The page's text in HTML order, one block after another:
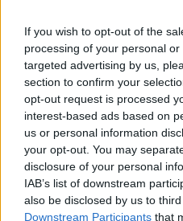
If you wish to opt-out of the
processing of your personal
targeted advertising by us,
section to confirm your
opt-out request is processed
interest-based ads based on
us or personal information
your opt-out. You may
disclosure of your personal
IAB’s list of downstream
also be disclosed by us to
Downstream Participants that
Ειδήσεις